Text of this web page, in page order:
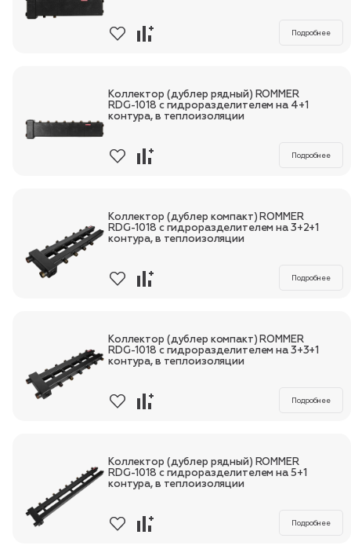
Подробнее
Подробнее
Коллектор (дублер рядный) ROMMER
RDG-1018 с гидроразделителем на 4+1
контура, в теплоизоляции
Подробнее
Коллектор (дублер компакт) ROMMER
RDG-1018 с гидроразделителем на 3+2+1
контура, в теплоизоляции
Подробнее
Коллектор (дублер компакт) ROMMER
RDG-1018 с гидроразделителем на 3+3+1
контура, в теплоизоляции
Подробнее
Коллектор (дублер рядный) ROMMER
RDG-1018 с гидроразделителем на 5+1
контура, в теплоизоляции